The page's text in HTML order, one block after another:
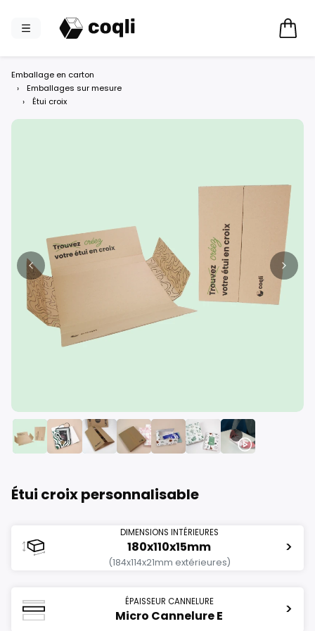
Emballage en carton
›
Emballages sur mesure
›
Étui croix
Étui croix personnalisable
DIMENSIONS INTÉRIEURES
180x110x15mm
(184x114x21mm extérieures)
>
longueur
min: 80
hauteur
ÉPAISSEUR CANNELURE
Micro Cannelure E >